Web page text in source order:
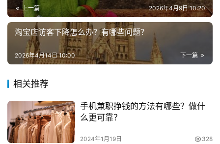
业
兼
项
电
创
业
投稿
卖冰激淋必须从冬天开始，因为冬天顾客少，逼迫
你降低成本改善服务。
如果能在冬天中生存，就再也不会害怕夏天的竞
争;同样只有吃过苦才知道享受生活美好。
想在顺境中事业能蒸蒸日上，就必须在逆境中经过
一番锤炼，这就是台湾著名企业家王永庆提出的“冰激淋哲
学”。
虽然这里没有具体教大家做生意的方法，但是教了
上一篇 2026年4月9日 10:20
淘宝店访客下降怎么办？有哪些问题？
下一篇
2026年4月14日 10:00
相关推荐
手机兼职挣钱的方法有哪些？做什
么更可靠？
2024年1月19日 328